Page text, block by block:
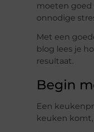
moeten goed
onnodige
Met een
blog lees je
resultaat.
Begin
Een
keuken